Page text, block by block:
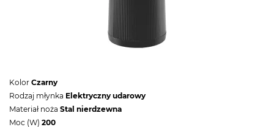
Kolor Czarny
Rodzaj młynka Elektryczny udarowy
Materiał noża Stal nierdzewna
Moc (W) 200